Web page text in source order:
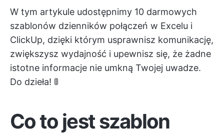
W tym artykule udostępnimy 10 darmowych
szablonów dzienników połączeń w Excelu i
ClickUp, dzięki którym usprawnisz komunikację,
zwiększysz wydajność i upewnisz się, że żadne
istotne informacje nie umkną Twojej uwadze.
Do dzieła! 🚦
Co to jest szablon